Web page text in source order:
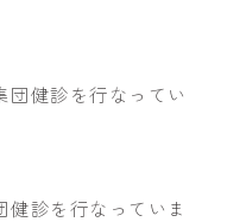
健診を行なってい
診を行なっていま